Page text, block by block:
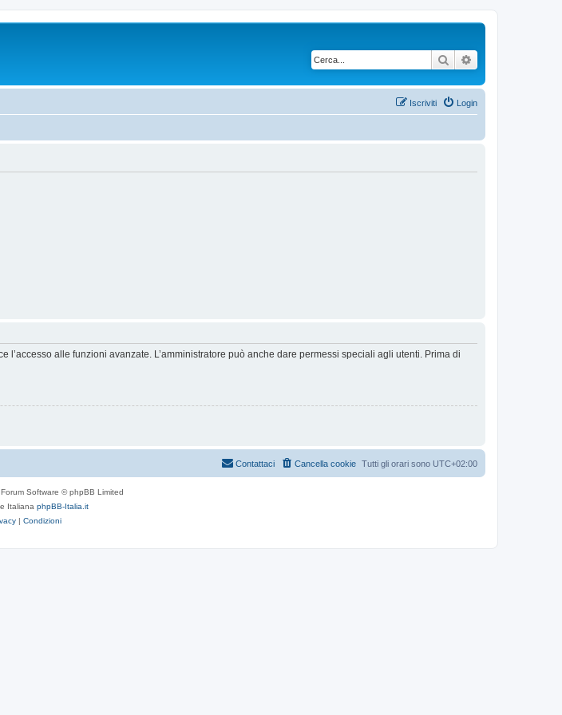
Cerca
Login
Iscriviti
alle funzioni avanzate. L’amministratore può anche dare permessi speciali agli utenti. Prima di
Tutti gli orari sono UTC+02:00
Cancella cookie
Contattaci
Software © phpBB Limited
Italiana phpBB-Italia.it
| Condizioni